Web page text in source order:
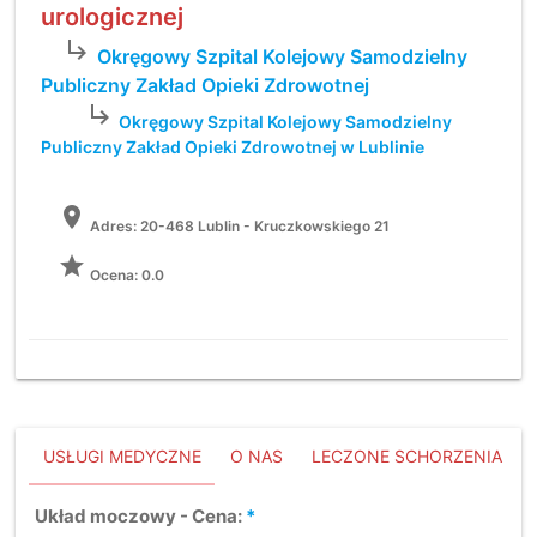
urologicznej
subdirectory_arrow_right Okręgowy Szpital Kolejowy Samodzielny
Publiczny Zakład Opieki Zdrowotnej
subdirectory_arrow_right Okręgowy Szpital Kolejowy Samodzielny
Publiczny Zakład Opieki Zdrowotnej w Lublinie
location_on Adres:20-468 Lublin - Kruczkowskiego 21
grade Ocena: 0.0
USŁUGI MEDYCZNE O NAS LECZONE SCHORZENIA
Układ moczowy - Cena: *